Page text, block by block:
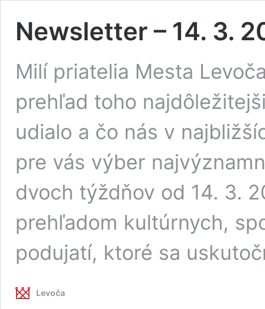
Newsletter – 14. 3.
Milí priatelia Mesta
prehľad toho
udialo a čo nás v
pre vás výber
dvoch týždňov od 14. 3.
prehľadom kultúrnych,
podujatí, ktoré sa
Levoča